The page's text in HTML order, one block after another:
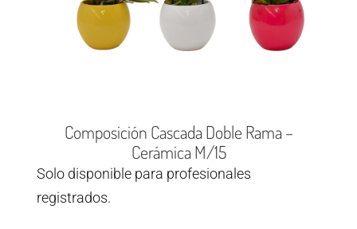
Composición Cascada Doble Rama –
Cerámica M/15
Solo disponible para profesionales
registrados.